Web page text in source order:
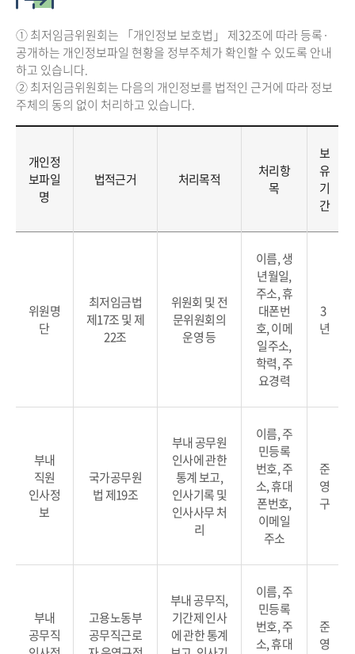
① 최저임금위원회는 「개인정보 보호법」 제32조에 따라 등록·
공개하는 개인정보파일 현황을 정부주체가 확인할 수 있도록 안내
하고 있습니다.
② 최저임금위원회는 다음의 개인정보를 법적인 근거에 따라 정보
주체의 동의 없이 처리하고 있습니다.
개인정
보파일
명
법적근거 처리목적
처리항
목
보
유
기
간
위원명
단
최저임금법
제17조 및 제
22조
위원회 및 전
문위원회의
운영 등
이름, 생
년월일,
주소, 휴
대폰번
호, 이메
일주소,
학력, 주
요경력
3
년
부내
직원
인사정
보
국가공무원
법 제19조
부내 공무원
인사에 관한
통계 보고,
인사기록 및
인사사무 처
리
이름, 주
민등록
번호, 주
소, 휴대
폰번호,
이메일
주소
준
영
구
부내
공무직
고용노동부
공무직근로
부내 공무직,
기간제 인사
에 관한 통계
이름, 주
민등록
번호, 주
소, 휴대
준
영